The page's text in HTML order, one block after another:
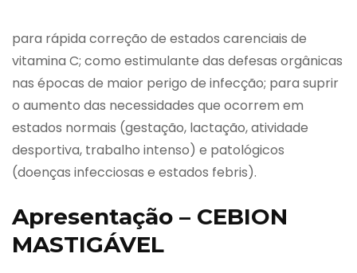
para rápida correção de estados carenciais de
vitamina C; como estimulante das defesas orgânicas
nas épocas de maior perigo de infecção; para suprir
o aumento das necessidades que ocorrem em
estados normais (gestação, lactação, atividade
desportiva, trabalho intenso) e patológicos
(doenças infecciosas e estados febris).
Apresentação – CEBION
MASTIGÁVEL